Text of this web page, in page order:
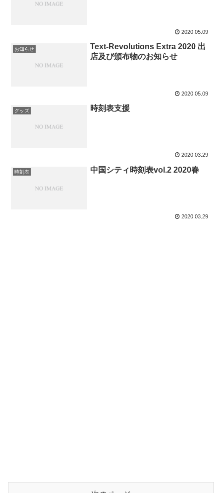
2020.05.09
お知らせ
Text-Revolutions Extra 2020 出
店及び頒布物のお知らせ
2020.05.09
グッズ 時刻表支援
2020.03.29
時刻表 中国シティ時刻表vol.2 2020春
2020.03.29